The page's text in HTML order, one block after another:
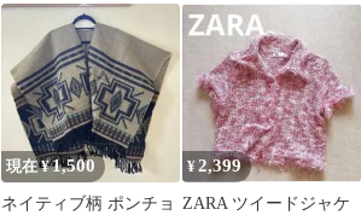
ジ 無地 8 アイボリー
ーフリンジ オーバーサ
イズ 春
現在 ¥1,500
ネイティブ柄 ポンチョ
¥2,399
ZARA ツイードジャケ